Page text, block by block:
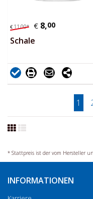
€ 11,00* € 8,00
Schale
1
* Stattpreis ist der vom Hersteller
INFORMATIONEN